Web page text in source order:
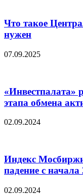
Что такое
нужен
07.09.2025
«Инвестпалата»
этапа обмена
02.09.2024
Индекс
падение с начала
02.09.2024